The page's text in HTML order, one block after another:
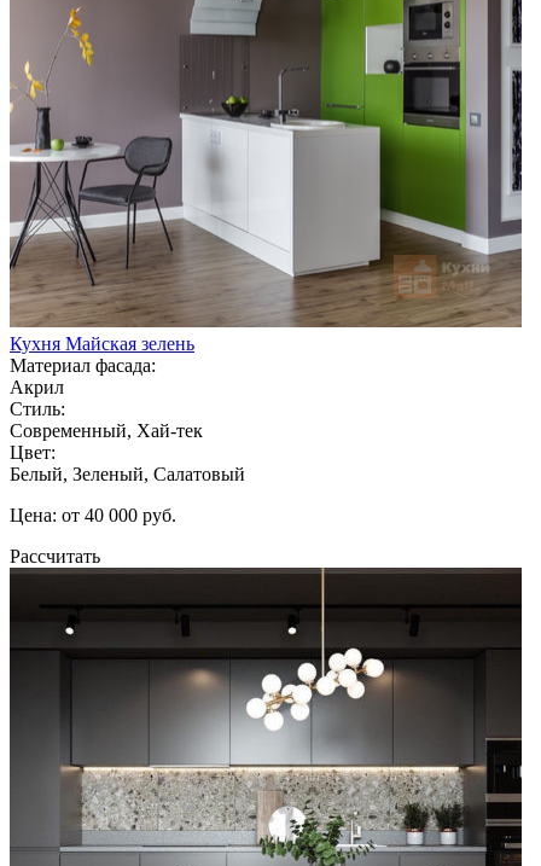
Кухня Майская зелень
Материал фасада:
Акрил
Стиль:
Современный, Хай-тек
Цвет:
Белый, Зеленый, Салатовый
Цена: от 40 000 руб.
Рассчитать